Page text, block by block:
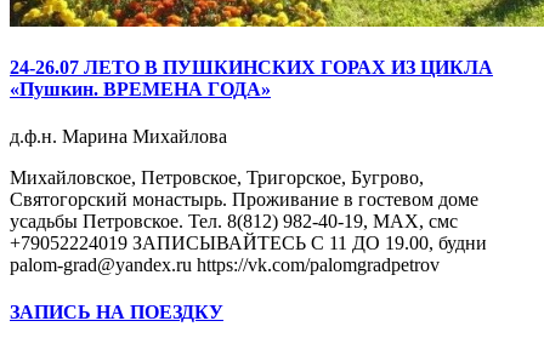
24-26.07 ЛЕТО В ПУШКИНСКИХ ГОРАХ ИЗ ЦИКЛА
«Пушкин. ВРЕМЕНА ГОДА»
д.ф.н. Марина Михайлова
Михайловское, Петровское, Тригорское, Бугрово,
Святогорский монастырь. Проживание в гостевом доме
усадьбы Петровское. Тел. 8(812) 982-40-19, МАХ, смс
+79052224019 ЗАПИСЫВАЙТЕСЬ С 11 ДО 19.00, будни
palom-grad@yandex.ru https://vk.com/palomgradpetrov
ЗАПИСЬ НА ПОЕЗДКУ